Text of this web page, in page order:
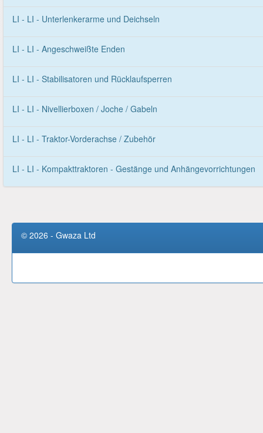
LI - LI - Unterlenkerarme und Deichseln
LI - LI - Angeschweißte Enden
LI - LI - Stabilisatoren und Rücklaufsperren
LI - LI - Nivellierboxen / Joche / Gabeln
LI - LI - Traktor-Vorderachse / Zubehör
LI - LI - Kompakttraktoren - Gestänge und Anhängevorrichtungen
© 2026 - Gwaza Ltd